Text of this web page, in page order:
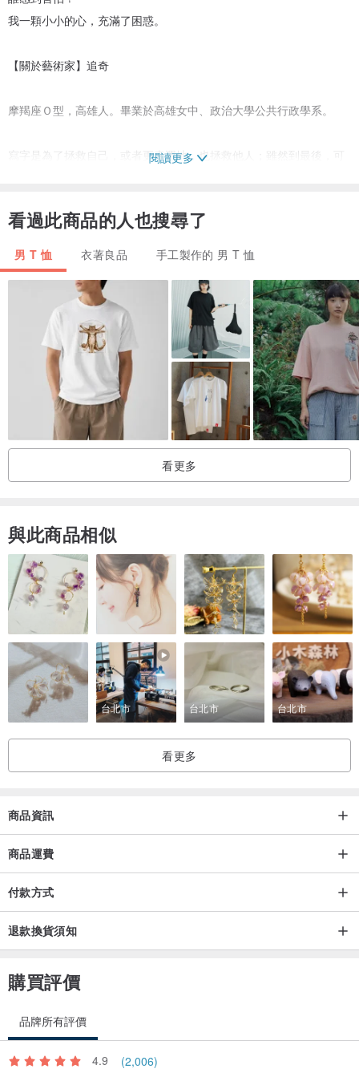
我一顆小小的心，充滿了困惑。
【關於藝術家】追奇
摩羯座Ｏ型，高雄人。畢業於高雄女中、政治大學公共行政學系。
寫字是為了拯救自己，或者更幸運地，也拯救他人；雖然到最後，可
ViewFinder = 相機的觀景窗
透過觀景窗，視野變得更專注，能看見真正被值得注意的好事物。
相信著，如果有件事可以讓你持續不斷，那件事一定很有意義；不論
是藝術創作、獨立音樂、人文環境、社會議題，我們該關注關懷的，
其實還有很多很多，擁抱這些概念、想法及衝突，讓素未謀面的人有
我們想成為一個開始，從一張圖和一件T恤，看見一個故事、一種觀
的不同。
【產品資訊】
長袖大學T恤採用 50% 美國純棉 + 50% 聚酯纖維布料，內裡為綿密
舒適的刷毛材質，經預縮處理可降低洗滌後的縮水機率，正常洗滌與
穿著下，領口、袖口與衣身不變形、不易起毛球。
圖像採數位噴墨印製，並全面採用環保墨水，因增加色牢度，處理劑
為弱酸性，如有些微味道為正常現象，只要下水洗滌或置於通風處一
作天（不含六日）出貨，部分商品如有現貨，將標註於商品規格，現
貨商品 2 個工作天（不含六日）出貨；單一訂單中如同時含訂製及現
貨商品，將於訂製商品到貨時統一出貨。
【尺寸、規格、大小】
閱讀更多
看過此商品的人也搜尋了
男 T 恤 衣著良品 手工製作的 男 T 恤
看更多
與此商品相似
台北市 台北市 台北市
看更多
商品資訊
商品運費
付款方式
退款換貨須知
購買評價
品牌所有評價
4.9 (2,006)